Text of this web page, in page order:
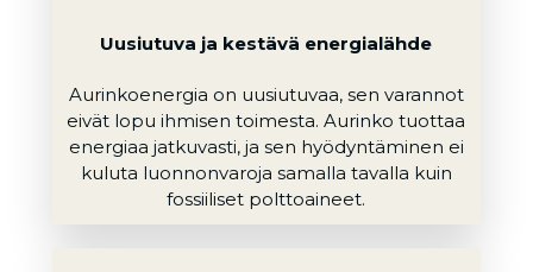
Uusiutuva ja kestävä energialähde
Aurinkoenergia on uusiutuvaa, sen varannot
eivät lopu ihmisen toimesta. Aurinko tuottaa
energiaa jatkuvasti, ja sen hyödyntäminen ei
kuluta luonnonvaroja samalla tavalla kuin
fossiiliset polttoaineet.